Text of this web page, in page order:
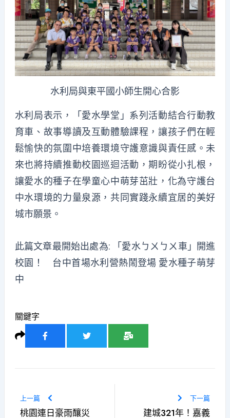
水利局與東平國小師生開心合影
水利局表示，「愛水學堂」系列活動結合行動教
育車、故事導讀及互動體驗課程，讓孩子們在輕
鬆愉快的氛圍中培養環境守護意識與責任感。未
來也將持續推動校園巡迴活動，期盼從小扎根，
讓愛水的種子在學童心中萌芽茁壯，化為守護台
中水環境的力量泉源，共同實踐永續宜居的美好
城市願景。
此篇文章最開始出處為:
「愛水ㄅㄨㄅㄨ車」開進
校園！ 台中首場水利營熱鬧登場 愛水種子萌芽
中
關鍵字
上一篇
桃園連日豪雨釀災
下一篇
建城321年！嘉義